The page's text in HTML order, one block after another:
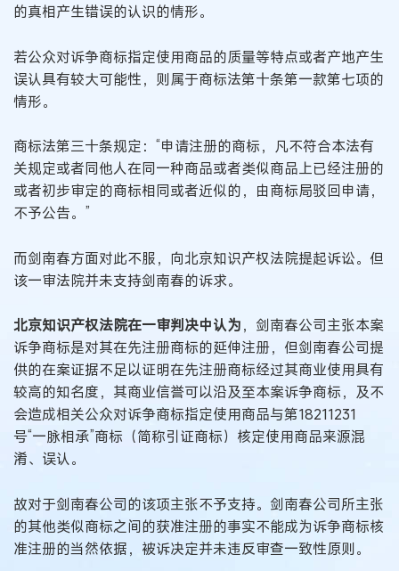
的真相产生错误的认识的情形。
若公众对诉争商标指定使用商品的质量等特点或者产地产生
误认具有较大可能性，则属于商标法第十条第一款第七项的
情形。
商标法第三十条规定：“申请注册的商标，凡不符合本法有
关规定或者同他人在同一种商品或者类似商品上已经注册的
或者初步审定的商标相同或者近似的，由商标局驳回申请，
不予公告。”
而剑南春方面对此不服，向北京知识产权法院提起诉讼。但
该一审法院并未支持剑南春的诉求。
北京知识产权法院在一审判决中认为，剑南春公司主张本案
诉争商标是对其在先注册商标的延伸注册，但剑南春公司提
供的在案证据不足以证明在先注册商标经过其商业使用具有
较高的知名度，其商业信誉可以沿及至本案诉争商标，及不
会造成相关公众对诉争商标指定使用商品与第18211231
号“一脉相承”商标（简称引证商标）核定使用商品来源混
淆、误认。
故对于剑南春公司的该项主张不予支持。剑南春公司所主张
的其他类似商标之间的获准注册的事实不能成为诉争商标核
准注册的当然依据，被诉决定并未违反审查一致性原则。